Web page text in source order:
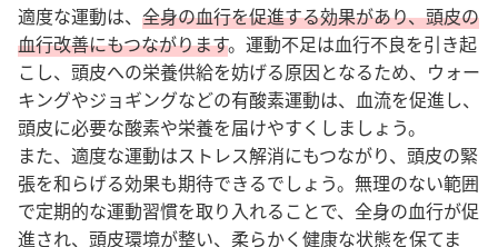
適度な運動は、 全身の血行を促進する効果があり、頭皮の
血行改善にもつながります。 運動不足は血行不良を引き起
こし、頭皮への栄養供給を妨げる原因となるため、ウォー
キングやジョギングなどの有酸素運動は、血流を促進し、
頭皮に必要な酸素や栄養を届けやすくしましょう。
また、適度な運動はストレス解消にもつながり、頭皮の緊
張を和らげる効果も期待できるでしょう。無理のない範囲
で定期的な運動習慣を取り入れることで、全身の血行が促
進され、頭皮環境が整い、柔らかく健康な状態を保てま